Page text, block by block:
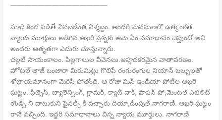
——————————————
సూది కింద పడితే వినబడేంత నిశ్శబ్దం. అందరి మనసులలో ఉత్కంఠత.
న్యాయ మూర్తులు అడిగిన ఆఖరి ప్రశ్నకు ఆమె ఏం సమాధానం చెప్తుందో అని
అందరు ఆతృతగా ఎదురు చూస్తున్నారు.
చల్లటి సాయంకాలం. పిల్లగాలుల వీవెనలు.ఆహ్లదకరమైన వాతావరణం.
హోటల్ తాజ్ బంజారా మిరుమిట్లు గొలిపే రంగురంగుల నియాన్ బల్బులతో
శోభాయమానంగా మెరిసి పోతోంది. ఆ రోజు మిస్ ఇండియా పోటీల ఆఖరి
ఘట్టం. ఫిట్నెస్, బ్యాలెన్సింగ్, గ్లామర్, క్యాట్ వాక్, ఫాషన్ షో,మెంటల్ ఎబిలిటీ
రౌండ్స్ ని దాటుకుని ఫైనల్స్ కి వచ్చారు దియా,డింపుల్,నాగరాణి. ఆఖరి ఘట్టం
రానే వచ్చింది. ఇద్దరి సమాధానాలు విన్న న్యాయ మూర్తులు. నాగరాణి